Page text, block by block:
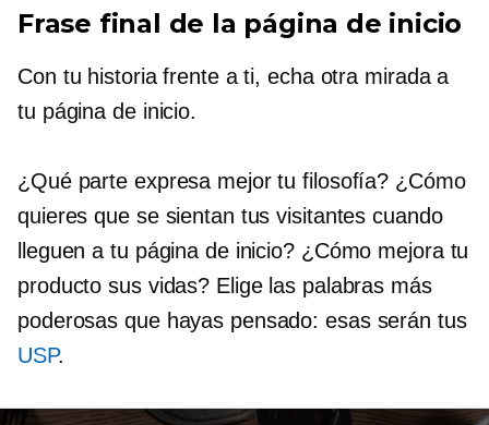
Frase final de la página de inicio
Con tu historia frente a ti, echa otra mirada a
tu página de inicio.
¿Qué parte expresa mejor tu filosofía? ¿Cómo
quieres que se sientan tus visitantes cuando
lleguen a tu página de inicio? ¿Cómo mejora tu
producto sus vidas? Elige las palabras más
poderosas que hayas pensado: esas serán tus
USP.